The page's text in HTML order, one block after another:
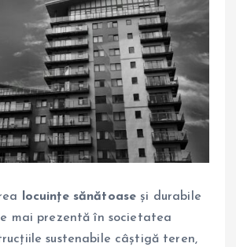
locuințe sănătoase și durabile
mai prezentă în societatea
sustenabile câștigă teren,